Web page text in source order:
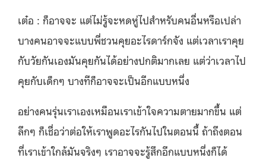
เต๋อ : ก็อาจจะ แต่ไม่รู้จะหดหู่ไปสำหรับคนอื่นหรือเปล่า
บางคนอาจจะแบบพี่ชวนคุยอะไรดาร์กจัง แต่เวลาเราคุย
กับวัยกันเองมันคุยกันได้อย่างปกติมากเลย แต่ว่าเวลาไป
คุยกับเด็กๆ บางทีก็อาจจะเป็นอีกแบบหนึ่ง
อย่างคนรุ่นเราเองเหมือนเราเข้าใจความตายมากขึ้น แต่
ลึกๆ ก็เชื่อว่าต่อให้เราพูดอะไรกันไปในตอนนี้ ถ้าถึงตอน
ที่เราเข้าใกล้มันจริงๆ เราอาจจะรู้สึกอีกแบบหนึ่งก็ได้